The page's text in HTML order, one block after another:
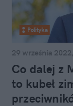
Polityka
29 września
Co dalej z
to kubeł